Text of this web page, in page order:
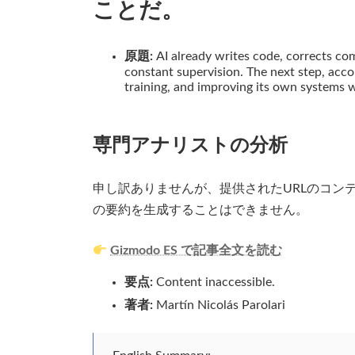
ことだ。
原題: AI already writes code, corrects
constant supervision. The next step,
training, and improving its own systems
専門アナリストの分析
申し訳ありませんが、提供されたURLのコン
の要約を生成することはできません。
Gizmodo ES で記事全文を読む
要点: Content inaccessible.
著者: Martín Nicolás Parolari